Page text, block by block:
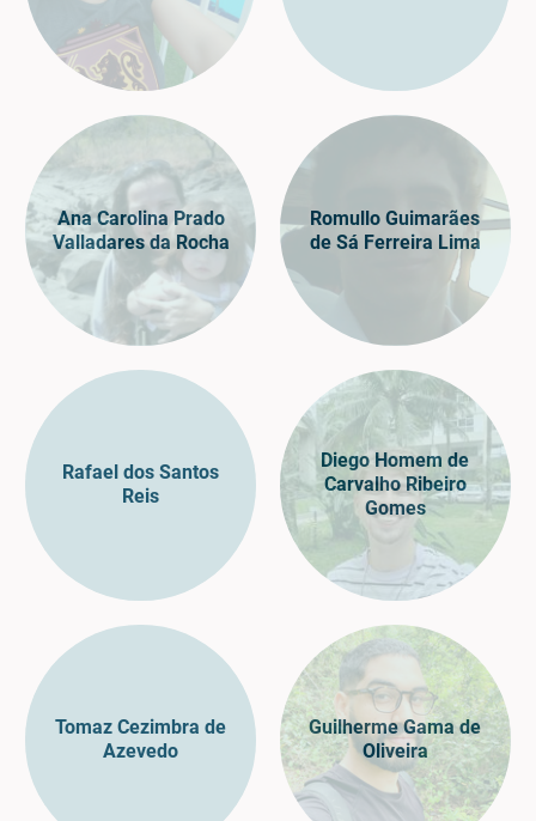
Ana Carolina Prado
Valladares da Rocha
Romullo Guimarães
de Sá Ferreira Lima
Rafael dos Santos
Reis
Diego Homem de
Carvalho Ribeiro
Gomes
Tomaz Cezimbra de
Azevedo
Guilherme Gama de
Oliveira